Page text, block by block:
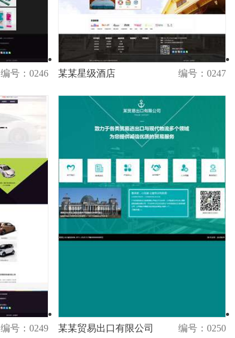
编号：0246
某某星级酒店
编号：0247
编号：0249
某某贸易出口有限公司
编号：0250